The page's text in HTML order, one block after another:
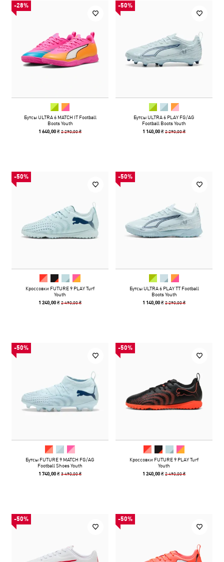
-28%
Бутсы ULTRA 6 MATCH IT Football
Boots Youth
1 640,00 ₴2 290,00 ₴
-50%
Бутсы ULTRA 6 PLAY FG/AG
Football Boots Youth
1 140,00 ₴2 290,00 ₴
-50%
Кроссовки FUTURE 9 PLAY Turf
Youth
1 240,00 ₴2 490,00 ₴
-50%
Бутсы ULTRA 6 PLAY TT Football
Boots Youth
1 140,00 ₴2 290,00 ₴
-50%
Бутсы FUTURE 9 MATCH FG/AG
Football Shoes Youth
1 740,00 ₴3 490,00 ₴
-50%
Кроссовки FUTURE 9 PLAY Turf
Youth
1 240,00 ₴2 490,00 ₴
-50% -50%